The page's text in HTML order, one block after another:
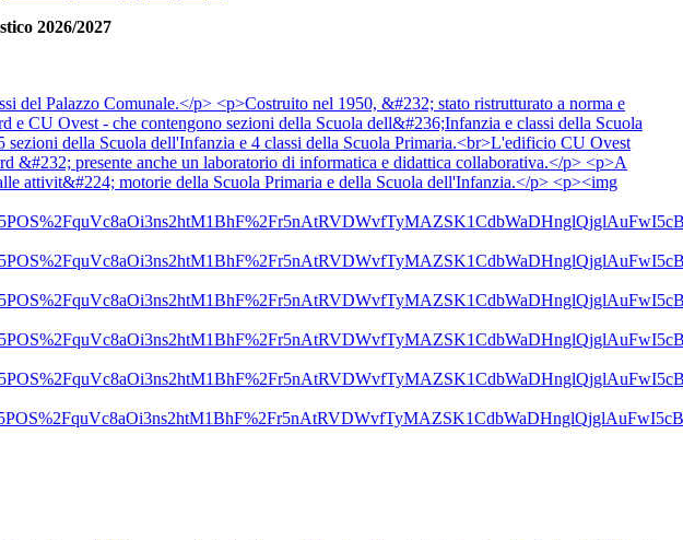
2026/2027
Palazzo Comunale.</p> <p>Costruito nel 1950, &#232; stato ristrutturato a norma e
CU Ovest - che contengono sezioni della Scuola dell&#236;Infanzia e classi della Scuola
della Scuola dell'Infanzia e 4 classi della Scuola Primaria.<br>L'edificio CU Ovest
presente anche un laboratorio di informatica e didattica collaborativa.</p> <p>A
attivit&#224; motorie della Scuola Primaria e della Scuola dell'Infanzia.</p> <p><img